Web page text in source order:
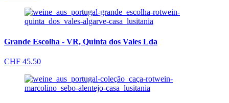
Grande Escolha - VR, Quinta dos Vales Lda
CHF 45.50